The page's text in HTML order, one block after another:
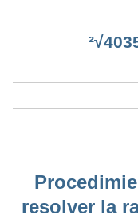
resolver la